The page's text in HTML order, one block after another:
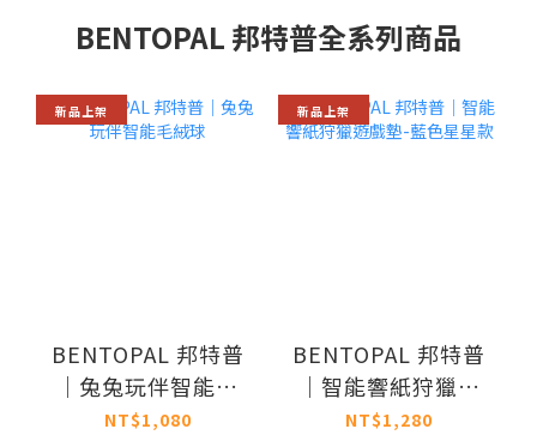
BENTOPAL 邦特普全系列商品
新品上架
BENTOPAL 邦特普
｜兔兔玩伴智能毛
絨球
NT$1,080
新品上架
BENTOPAL 邦特普
｜智能響紙狩獵遊
戲墊-藍色星星款
NT$1,280